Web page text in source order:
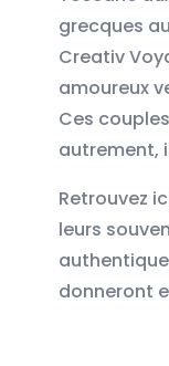
grecques
Creativ
amoureux
Ces
autrement,
Retrouvez
leurs
donneront